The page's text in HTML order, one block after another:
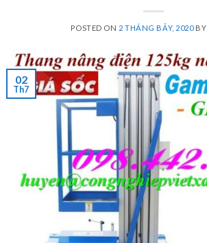
POSTED ON 2 THÁNG BẢY, 2020BY
02
Th7